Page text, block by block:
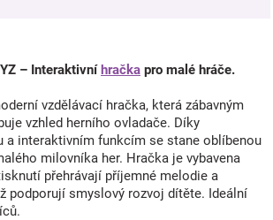
– Interaktivníhračka pro malé hráče.
vzdělávací hračka, která zábavným
vzhled herního ovladače. Díky
a interaktivním funkcím se stane oblíbenou
milovníka her. Hračka je vybavena
přehrávají příjemné melodie a
podporují smyslový rozvoj dítěte. Ideální